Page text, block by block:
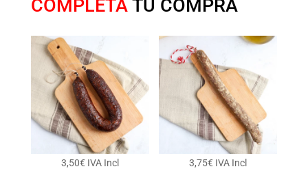
COMPLETATU COMPRA
3,50€ IVA Incl 3,75€ IVA Incl